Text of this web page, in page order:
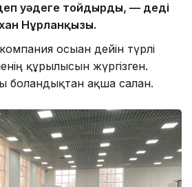
уәдеге тойдырды, — деді
Нұрланқызы.
осыған дейін түрлі
құрылысын жүргізген.
ақша салған.